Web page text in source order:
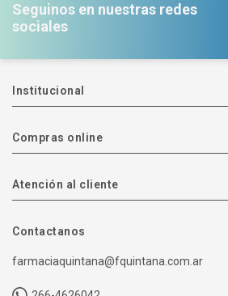
Seguinos en nuestras redes
sociales
Institucional
Compras online
Atención al cliente
Contactanos
farmaciaquintana@fquintana.com.ar